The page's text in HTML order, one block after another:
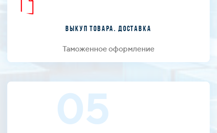
Выкуп товара. Доставка
Таможенное оформление
05